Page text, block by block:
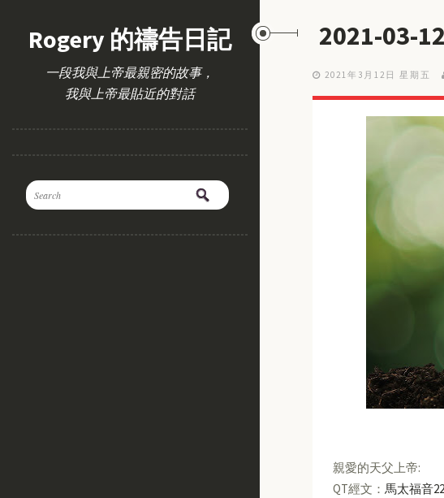
Rogery 的禱告日記
一段我與上帝最親密的故事，
我與上帝最貼近的對話
2021-03-
2021年3月12日 星期五
親愛的天父上帝:
QT經文： 馬太福音